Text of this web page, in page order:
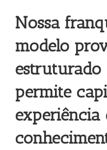
Nossa
modelo
estruturado
permite
experiência